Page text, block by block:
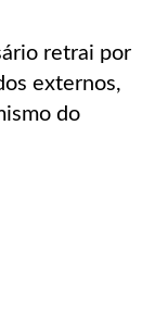
retrai por
externos,
do